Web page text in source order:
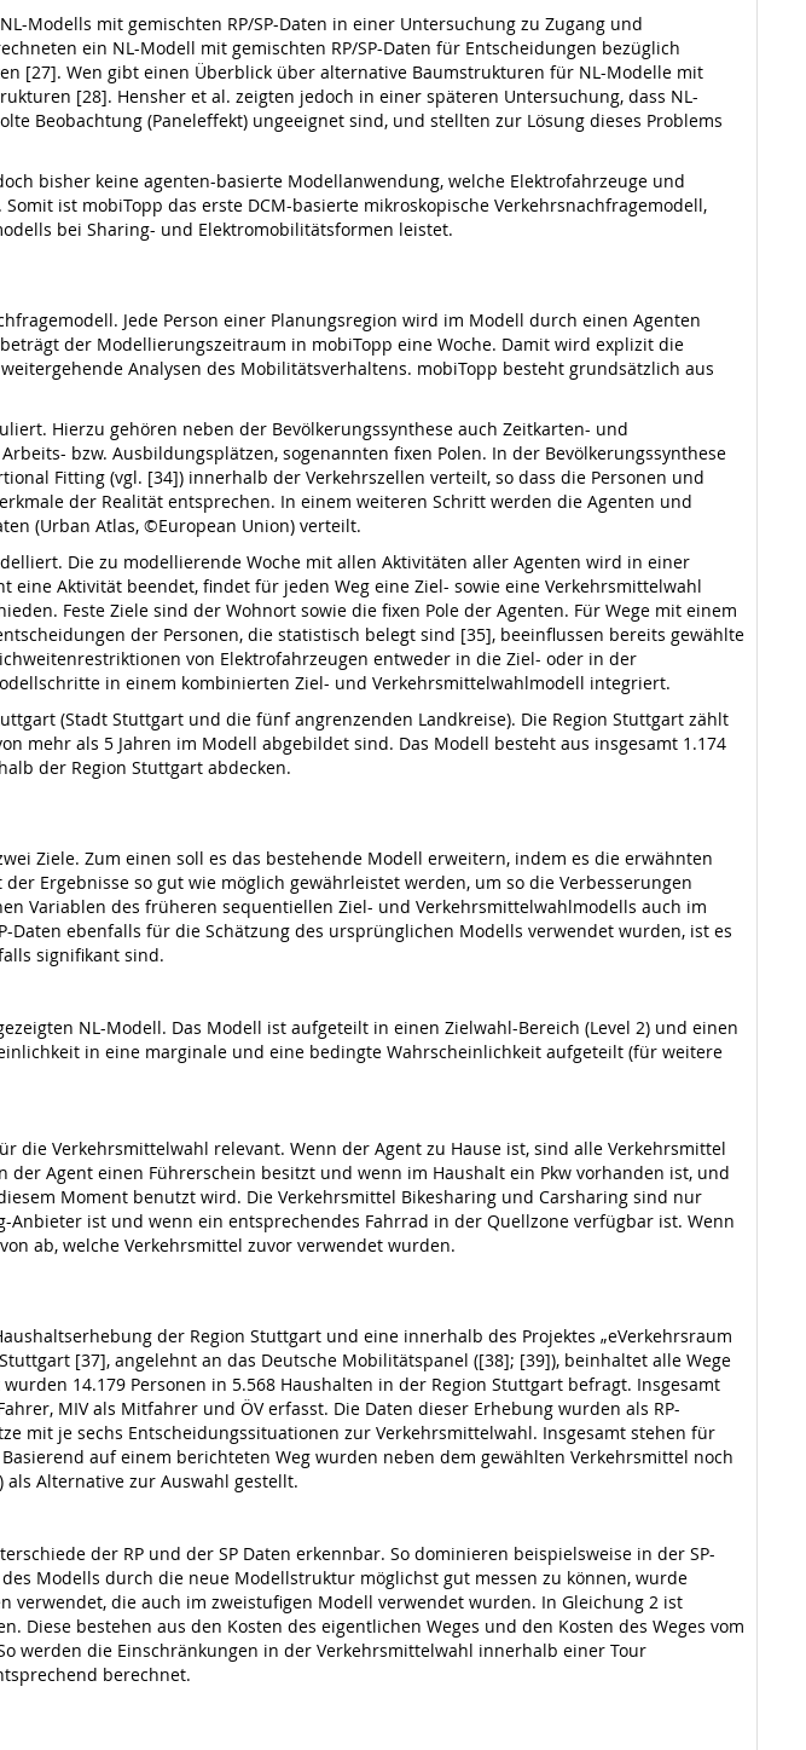
Modells mit gemischten RP/SP-Daten in einer Untersuchung zu Zugang und
ein NL-Modell mit gemischten RP/SP-Daten für Entscheidungen bezüglich
[27]. Wen gibt einen Überblick über alternative Baumstrukturen für NL-Modelle mit
[28]. Hensher et al. zeigten jedoch in einer späteren Untersuchung, dass NL-
Beobachtung (Paneleffekt) ungeeignet sind, und stellten zur Lösung dieses Problems
bisher keine agenten-basierte Modellanwendung, welche Elektrofahrzeuge und
ist mobiTopp das erste DCM-basierte mikroskopische Verkehrsnachfragemodell,
bei Sharing- und Elektromobilitätsformen leistet.
Jede Person einer Planungsregion wird im Modell durch einen Agenten
der Modellierungszeitraum in mobiTopp eine Woche. Damit wird explizit die
Analysen des Mobilitätsverhaltens. mobiTopp besteht grundsätzlich aus
Hierzu gehören neben der Bevölkerungssynthese auch Zeitkarten- und
bzw. Ausbildungsplätzen, sogenannten fixen Polen. In der Bevölkerungssynthese
Fitting (vgl. [34]) innerhalb der Verkehrszellen verteilt, so dass die Personen und
der Realität entsprechen. In einem weiteren Schritt werden die Agenten und
(Urban Atlas, ©European Union) verteilt.
Die zu modellierende Woche mit allen Aktivitäten aller Agenten wird in einer
Aktivität beendet, findet für jeden Weg eine Ziel- sowie eine Verkehrsmittelwahl
Feste Ziele sind der Wohnort sowie die fixen Pole der Agenten. Für Wege mit einem
der Personen, die statistisch belegt sind [35], beeinflussen bereits gewählte
von Elektrofahrzeugen entweder in die Ziel- oder in der
in einem kombinierten Ziel- und Verkehrsmittelwahlmodell integriert.
(Stadt Stuttgart und die fünf angrenzenden Landkreise). Die Region Stuttgart zählt
mehr als 5 Jahren im Modell abgebildet sind. Das Modell besteht aus insgesamt 1.174
der Region Stuttgart abdecken.
Ziele. Zum einen soll es das bestehende Modell erweitern, indem es die erwähnten
Ergebnisse so gut wie möglich gewährleistet werden, um so die Verbesserungen
Variablen des früheren sequentiellen Ziel- und Verkehrsmittelwahlmodells auch im
ebenfalls für die Schätzung des ursprünglichen Modells verwendet wurden, ist es
signifikant sind.
NL-Modell. Das Modell ist aufgeteilt in einen Zielwahl-Bereich (Level 2) und einen
in eine marginale und eine bedingte Wahrscheinlichkeit aufgeteilt (für weitere
die Verkehrsmittelwahl relevant. Wenn der Agent zu Hause ist, sind alle Verkehrsmittel
Agent einen Führerschein besitzt und wenn im Haushalt ein Pkw vorhanden ist, und
Moment benutzt wird. Die Verkehrsmittel Bikesharing und Carsharing sind nur
ist und wenn ein entsprechendes Fahrrad in der Quellzone verfügbar ist. Wenn
ab, welche Verkehrsmittel zuvor verwendet wurden.
der Region Stuttgart und eine innerhalb des Projektes „eVerkehrsraum
[37], angelehnt an das Deutsche Mobilitätspanel ([38]; [39]), beinhaltet alle Wege
14.179 Personen in 5.568 Haushalten in der Region Stuttgart befragt. Insgesamt
MIV als Mitfahrer und ÖV erfasst. Die Daten dieser Erhebung wurden als RP-
mit je sechs Entscheidungssituationen zur Verkehrsmittelwahl. Insgesamt stehen für
auf einem berichteten Weg wurden neben dem gewählten Verkehrsmittel noch
als Alternative zur Auswahl gestellt.
der RP und der SP Daten erkennbar. So dominieren beispielsweise in der SP-
Modells durch die neue Modellstruktur möglichst gut messen zu können, wurde
die auch im zweistufigen Modell verwendet wurden. In Gleichung 2 ist
bestehen aus den Kosten des eigentlichen Weges und den Kosten des Weges vom
werden die Einschränkungen in der Verkehrsmittelwahl innerhalb einer Tour
berechnet.